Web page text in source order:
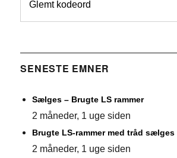
Glemt kodeord
SENESTE EMNER
Sælges – Brugte LS rammer
2 måneder, 1 uge siden
Brugte LS-rammer med tråd sælges
2 måneder, 1 uge siden